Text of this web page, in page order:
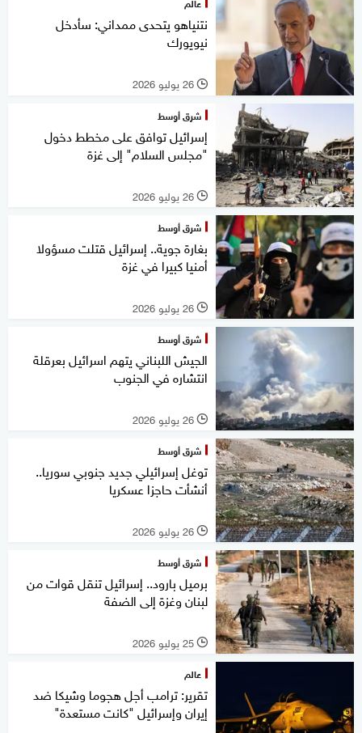
نتنياهو يتحدى ممداني: سأدخل
نيويورك
l 26 يوليو 2026
شرق أوسط
إسرائيل توافق على مخطط دخول
"مجلس السلام" إلى غزة
l 26 يوليو 2026
شرق أوسط
بغارة جوية.. إسرائيل قتلت مسؤولا
أمنيا كبيرا في غزة
l 26 يوليو 2026
شرق أوسط
الجيش اللبناني يتهم اسرائيل بعرقلة
انتشاره في الجنوب
l 26 يوليو 2026
شرق أوسط
توغل إسرائيلي جديد جنوبي سوريا..
أنشأت حاجزا عسكريا
l 26 يوليو 2026
شرق أوسط
برميل بارود.. إسرائيل تنقل قوات من
لبنان وغزة إلى الضفة
l 25 يوليو 2026
عالم
تقرير: ترامب أجل هجوما وشيكا ضد
إيران وإسرائيل "كانت مستعدة"